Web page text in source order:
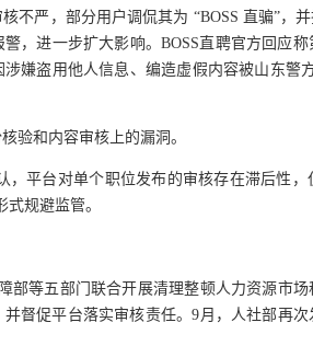
不严，部分用户调侃其为 “BOSS 直骗”，
，进一步扩大影响。BOSS直聘官方回应
嫌盗用他人信息、编造虚假内容被山东警
验和内容审核上的漏洞。
，平台对单个职位发布的审核存在滞后性
规避监管。
部等五部门联合开展清理整顿人力资源市
督促平台落实审核责任。9月，人社部再